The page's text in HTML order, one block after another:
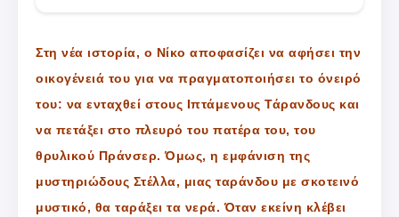
Στη νέα ιστορία, ο Νίκο αποφασίζει να αφήσει την
οικογένειά του για να πραγματοποιήσει το όνειρό
του: να ενταχθεί στους Ιπτάμενους Τάρανδους και
να πετάξει στο πλευρό του πατέρα του, του
θρυλικού Πράνσερ. Όμως, η εμφάνιση της
μυστηριώδους Στέλλα, μιας ταράνδου με σκοτεινό
μυστικό, θα ταράξει τα νερά. Όταν εκείνη κλέβει